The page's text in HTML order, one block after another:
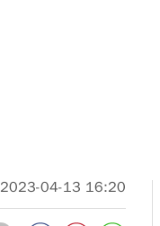
2023-04-13 16:20